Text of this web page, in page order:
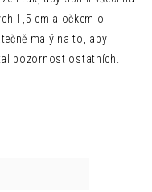
1,5 cm a očkem o
malý na to, aby
pozornost ostatních.